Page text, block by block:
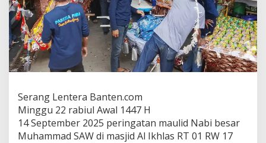
Serang Lentera Banten.com
Minggu 22 rabiul Awal 1447 H
14 September 2025 peringatan maulid Nabi besar
Muhammad SAW di masjid Al Ikhlas RT 01 RW 17